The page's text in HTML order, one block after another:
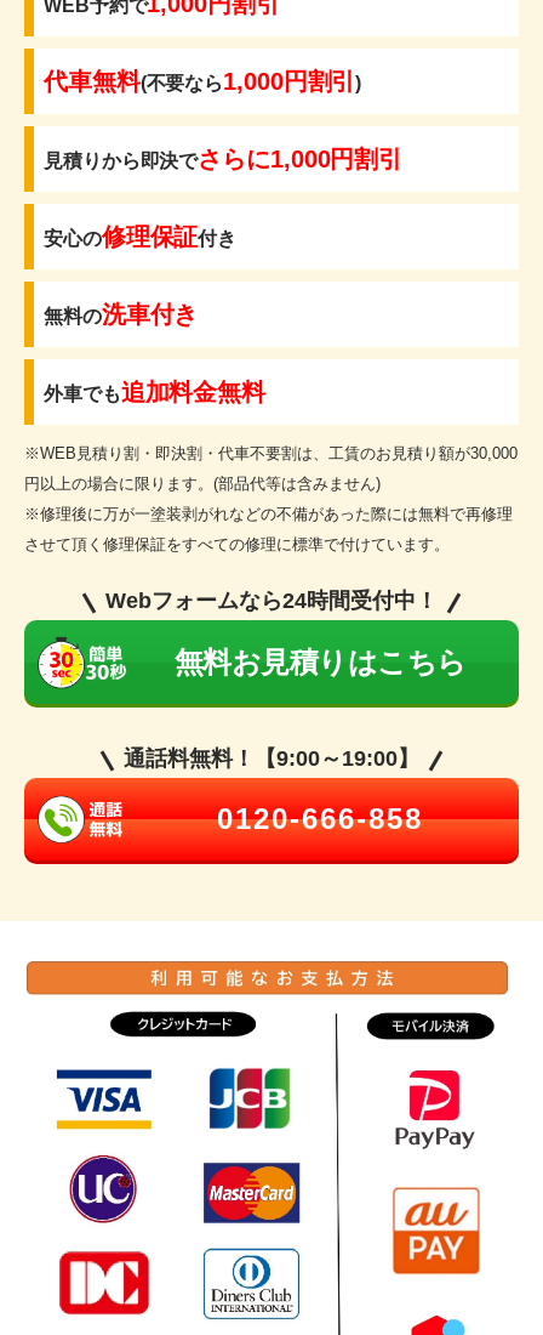
WEB予約で
代車無料(不要なら1,000円割引)
見積りから即決でさらに1,000円割引
安心の修理保証付き
無料の洗車付き
外車でも追加料金無料
※WEB見積り割・即決割・代車不要割は、工賃のお見積り額が30,000
円以上の場合に限ります。(部品代等は含みません)
※修理後に万が一塗装剥がれなどの不備があった際には無料で再修理
させて頂く修理保証をすべての修理に標準で付けています。
Webフォームなら24時間受付中！
無料お見積りはこちら
通話料無料！【9:00～19:00】
0120-666-858